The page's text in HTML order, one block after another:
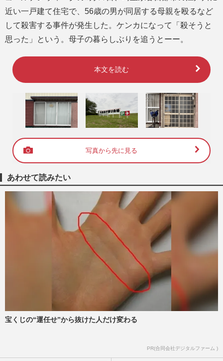
近い一戸建て住宅で、56歳の男が同居する母親を殴るなど
して殺害する事件が発生した。ケンカになって「殺そうと
思った」という。母子の暮らしぶりを追うとーー。
本文を読む
写真から先に見る
あわせて読みたい
宝くじの“運任せ”から抜けた人だけ変わる
PR(合同会社デジタルファーム )